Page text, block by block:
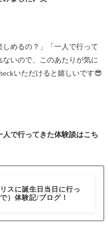
めるの？」「一人で行って
いので、このあたりが気に
いただけると嬉しいです😎
で行ってきた体験談はこち
スに誕生日当日に行っ
）体験記/ブログ！